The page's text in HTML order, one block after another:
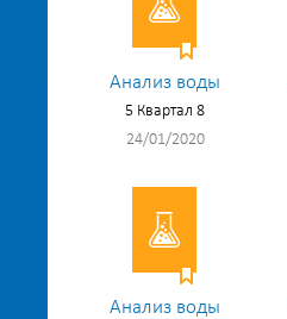
Анализ воды
5 Квартал 8
24/01/2020
Анализ воды